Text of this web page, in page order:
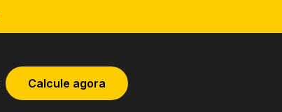
Calcule agora